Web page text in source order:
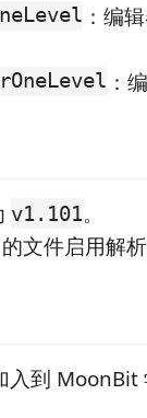
：编
：
v1.101。
的文件启用解
入到